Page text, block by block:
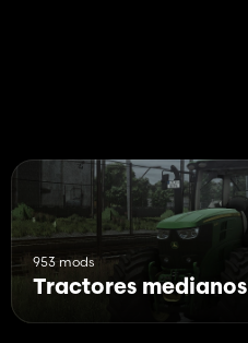
953 mods
Tractores medianos